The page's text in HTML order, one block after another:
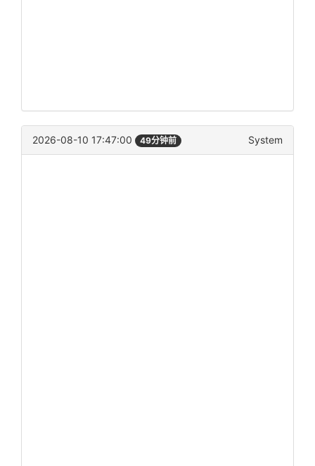
2026-08-10 17:47:00 49分钟前 System